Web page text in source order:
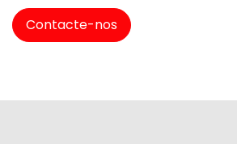
Contacte-nos